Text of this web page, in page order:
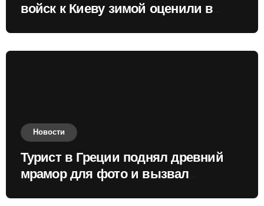
войск к Киеву зимой оценили в
Новости
Турист в Греции поднял древний
мрамор для фото и вызвал